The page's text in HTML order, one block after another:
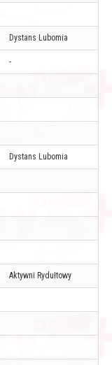
Dystans Lubomia
-
Dystans Lubomia
Aktywni Rydułtowy